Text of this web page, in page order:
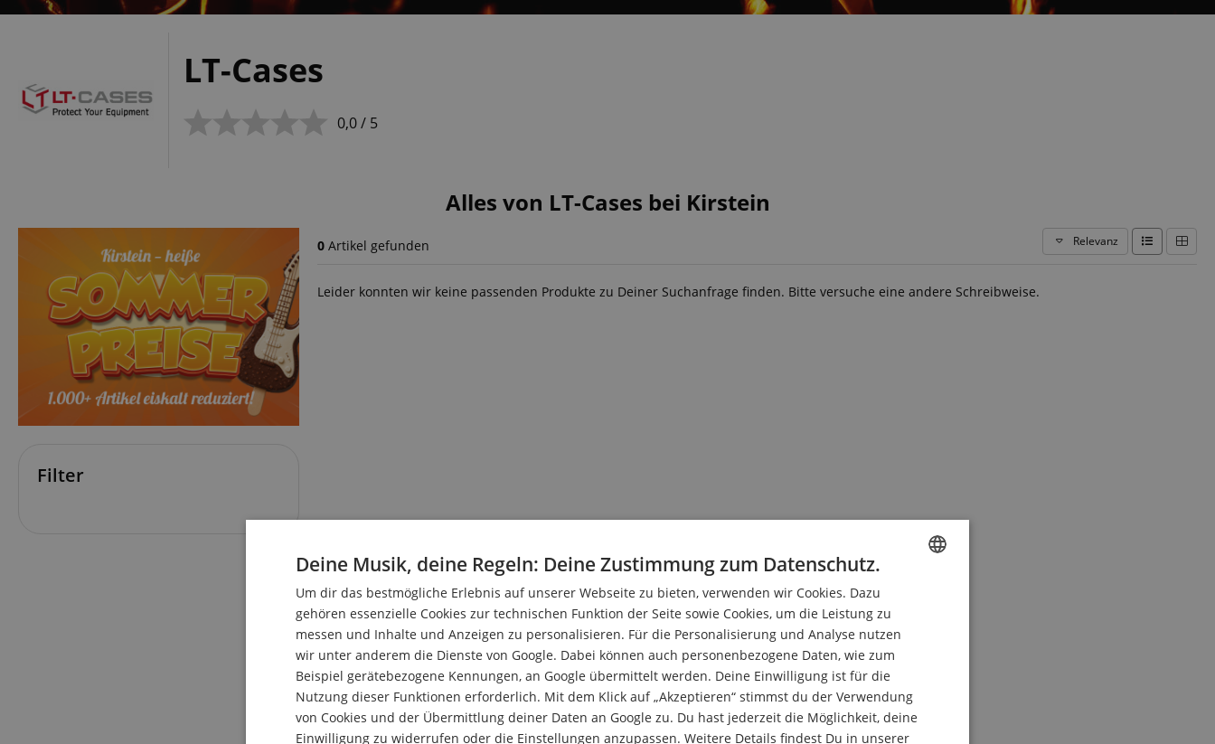
LT-Cases
0,0 / 5
Alles von LT-Cases bei Kirstein
Filter
0 Artikel gefunden Relevanz
Leider konnten wir keine passenden Produkte zu Deiner Suchanfrage finden. Bitte versuche eine andere Schreibweise.
DUTCH
ITALIAN
Deine Musik, deine Regeln: Deine Zustimmung zum Datenschutz.
Um dir das bestmögliche Erlebnis auf unserer Webseite zu bieten, verwenden wir Cookies. Dazu
gehören essenzielle Cookies zur technischen Funktion der Seite sowie Cookies, um die Leistung zu
messen und Inhalte und Anzeigen zu personalisieren. Für die Personalisierung und Analyse nutzen
wir unter anderem die Dienste von Google. Dabei können auch personenbezogene Daten, wie zum
Beispiel gerätebezogene Kennungen, an Google übermittelt werden. Deine Einwilligung ist für die
Nutzung dieser Funktionen erforderlich. Mit dem Klick auf „Akzeptieren“ stimmst du der Verwendung
von Cookies und der Übermittlung deiner Daten an Google zu. Du hast jederzeit die Möglichkeit, deine
Einwilligung zu widerrufen oder die Einstellungen anzupassen. Weitere Details findest Du in unserer